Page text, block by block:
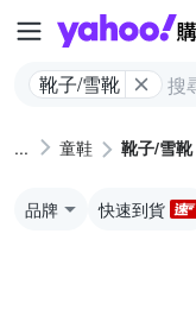
靴子/雪靴
童鞋 靴子/雪靴
品牌 快速到貨